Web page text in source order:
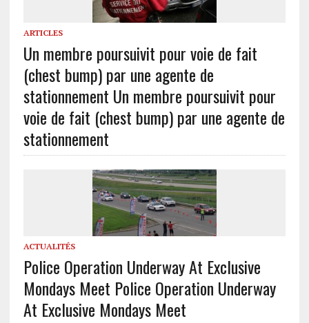
ARTICLES
Un membre poursuivit pour voie de fait
(chest bump) par une agente de
stationnement Un membre poursuivit pour
voie de fait (chest bump) par une agente de
stationnement
ACTUALITÉS
Police Operation Underway At Exclusive
Mondays Meet Police Operation Underway
At Exclusive Mondays Meet